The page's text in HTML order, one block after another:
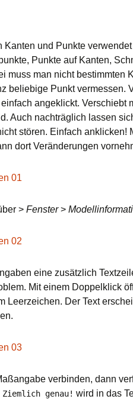
Kanten und Punkte
Punkte auf Kanten,
muss man nicht bestimmten
beliebige Punkt vermessen.
angeklickt. Verschiebt
Auch nachträglich lassen
stören. Einfach anklicken!
dort Veränderungen
> Fenster>
eine zusätzlich
Mit einem Doppelklick
Leerzeichen. Der Text
verbinden, dann
genau! wird in das